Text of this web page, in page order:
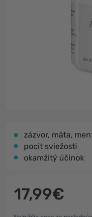
zázvor, mäta,
pocit sviežosti
okamžitý účinok
17,99€